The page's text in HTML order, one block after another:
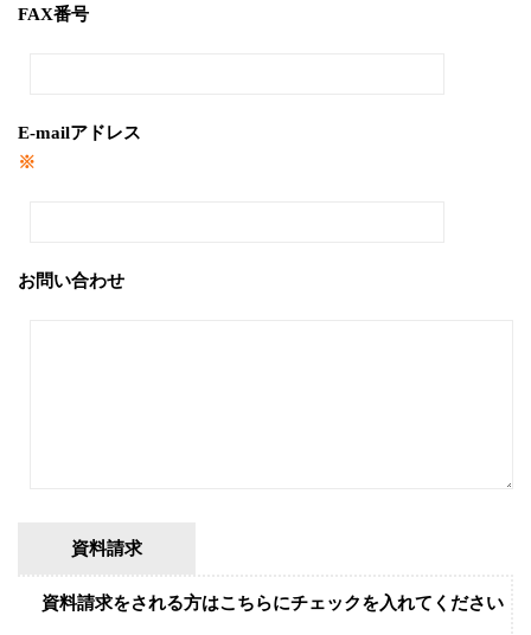
FAX番号
E-mailアドレス
※
お問い合わせ
資料請求
資料請求をされる方はこちらにチェックを入れてください